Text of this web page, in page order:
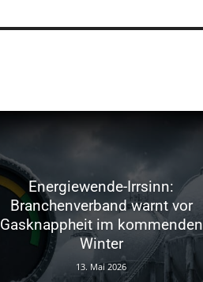
Energiewende-Irrsinn:
Branchenverband warnt vor
Gasknappheit im kommenden
Winter
13. Mai 2026